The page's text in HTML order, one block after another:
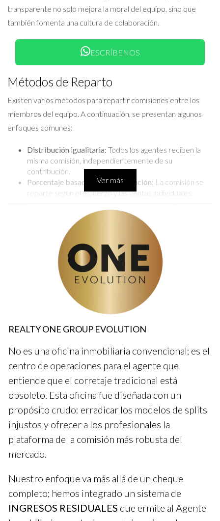
transparente no solo mejora la moral del equipo, sino que
también fomenta una cultura de colaboración.
ESCRÍBENOS
Métodos de Reparto
Existen varios métodos para repartir comisiones entre los
miembros del equipo. A continuación, se presentan algunos
enfoques comunes:
Distribución igualitaria: Todos los agentes reciben la
misma comisión, independientemente de su
contribución.
Porcentaje basado en la contribución: La comisión se
reparte según el esfuerzo y las ventas individuales.
mayor a medida que alcanzan metas específicas.
No olvides que una buena comunicación sobre el
método elegido puede evitar malentendidos en el
Estudio de Caso: Nueva Agente
Consideremos a Ana, una nueva agente en el equipo. Al
principio, su falta de experiencia generó preocupación sobre
cómo sería su participación en la distribución de comisiones.
aumentando al 50% después. Esto le permitió adaptarse
mientras se incentivaba su rendimiento.
Un modelo flexible puede ser clave para integrar
nuevos talentos sin desestabilizar al equipo.
Estudio de Caso: Ventas Compartidas
compartir esfuerzos, decidieron dividir las comisiones 60/40,
donde Carlos lideraba el contacto con los clientes. Esta
distribución reconoció el trabajo adicional de Carlos mientras
Ver más
REALTY ONE GROUP EVOLUTION
No es una oficina inmobiliaria convencional; es el
centro de operaciones para el agente que
entiende que el corretaje tradicional está
obsoleto. Esta oficina fue diseñada con un
propósito crudo: erradicar los modelos de splits
injustos y ofrecer a los profesionales la
plataforma de la comisión más robusta del
mercado.
Nuestro enfoque va más allá de un cheque
completo; hemos integrado un sistema de
INGRESOS RESIDUALES que ermite al Agente